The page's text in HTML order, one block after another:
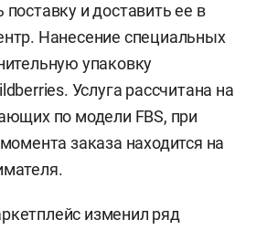
и доставить ее в
Нанесение специальных
упаковку
Услуга рассчитана на
по модели FBS, при
заказа находится на
изменил ряд